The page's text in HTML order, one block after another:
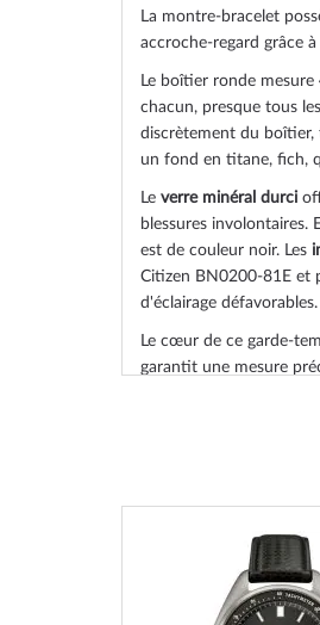
La montre-bracelet
accroche-regard grâce
Le boîtier ronde mesure
chacun, presque tous
discrètement du boîtier,
un fond en titane, fich,
Le verre minéral durci
blessures involontaires.
est de couleur noir. Les
Citizen BN0200-81E et
d'éclairage défavorables.
Le cœur de ce garde-
garantit une mesure
l'utilisation
3 ATM : les
5 ATM : prendre
montre. Ne nagez
10 ATM : la montre